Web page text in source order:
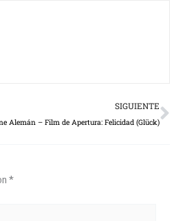
SIGUIENTE
Alemán – Film de Apertura: Felicidad (Glück)
Next
*